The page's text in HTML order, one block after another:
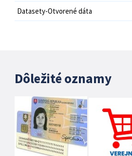
Datasety-Otvorené dáta
Dôležité oznamy